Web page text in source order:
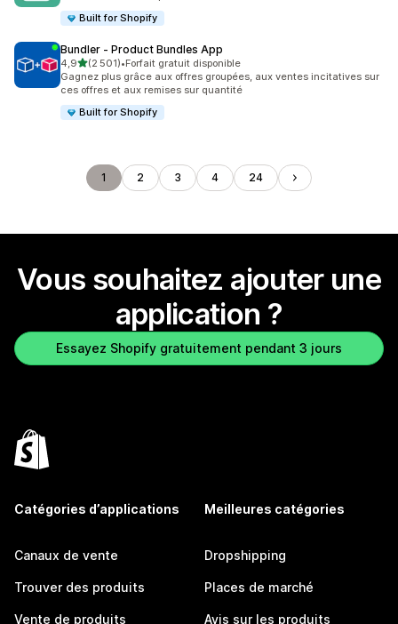
Built for Shopify
Bundler ‑ Product Bundles App
4,9étoile(s) sur 5
(2 501)
2501 avis au total
•Forfait gratuit disponible
Gagnez plus grâce aux offres groupées, aux ventes incitatives sur
ces offres et aux remises sur quantité
Built for Shopify
1 2 3 4 24
Vous souhaitez ajouter une
application ?
Essayez Shopify gratuitement pendant 3 jours
Catégories d’applications
Canaux de vente
Trouver des produits
Vente de produits
Meilleures catégories
Dropshipping
Places de marché
Avis sur les produits